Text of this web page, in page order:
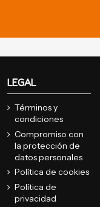
LEGAL
Términos y
condiciones
Compromiso con
la protección de
datos personales
Política de cookies
Política de
privacidad